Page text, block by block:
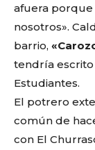
afuera porque
nosotros».
barrio,
tendría
Estudiantes.
El potrero
común de
con El